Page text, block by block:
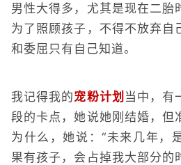
男性大得多，尤其是现在二胎
为了照顾孩子，不得不放弃自
和委屈只有自己知道。
我记得我的宠粉计划 当中，有
段的卡点，她说她刚结婚，但
为什么，她说：“未来几年，
果有孩子，会占掉我大部分的